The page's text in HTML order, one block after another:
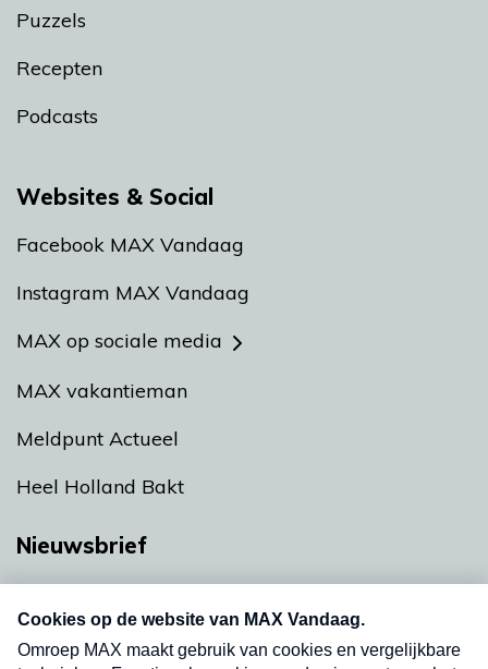
Puzzels
Recepten
Podcasts
Websites & Social
Facebook MAX Vandaag
Instagram MAX Vandaag
MAX op sociale media
MAX vakantieman
Meldpunt Actueel
Heel Holland Bakt
Nieuwsbrief
Neem hier een gratis abonnement op onze
nieuwsbrief. Elke vrijdag- en dinsdagochtend in
uw mailbox.